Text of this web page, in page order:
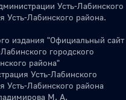
Усть-Лабинского
Усть-Лабинского района.
издания "Официальный сайт
городского
района"
Усть-Лабинского
Усть-Лабинского района
М. А.